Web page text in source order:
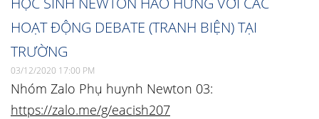
HOẠT ĐỘNG DEBATE (TRANH BIỆN) TẠI
TRƯỜNG
03/12/2020 17:00 PM
Nhóm Zalo Phụ huynh Newton 03:
https://zalo.me/g/eacish207